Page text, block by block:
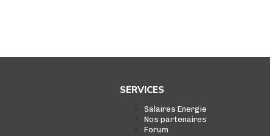
SERVICES
Salaires Energie
Nos partenaires
Forum